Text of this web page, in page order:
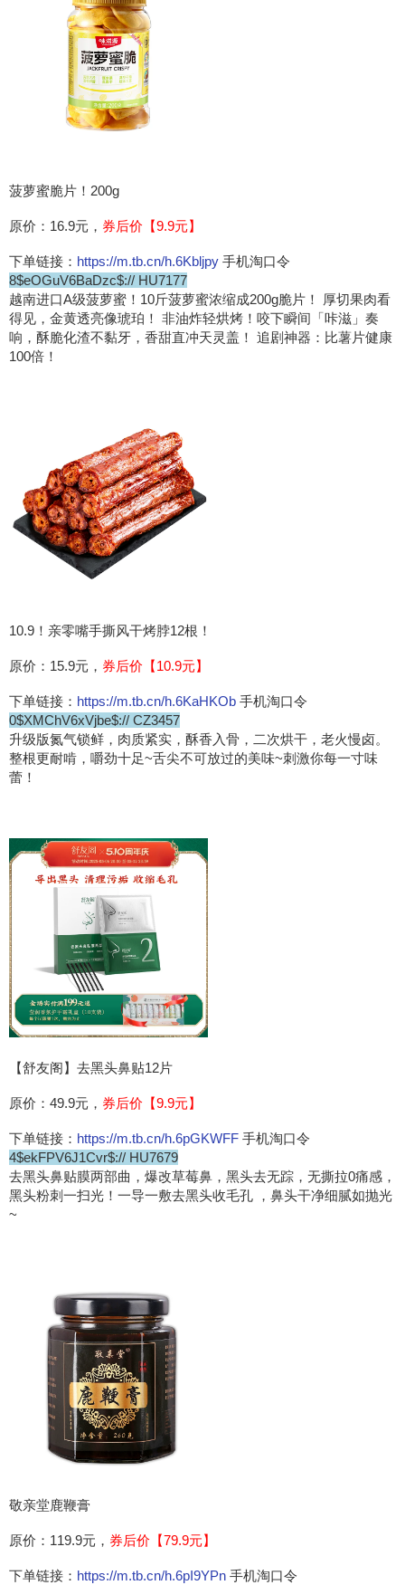
菠萝蜜脆片！200g
原价：16.9元， 券后价【9.9元】
下单链接： https://m.tb.cn/h.6Kbljpy 手机淘口令
8$eOGuV6BaDzc$:// HU7177
越南进口A级菠萝蜜！10斤菠萝蜜浓缩成200g脆片！ 厚切果肉看
得见，金黄透亮像琥珀！ 非油炸轻烘烤！咬下瞬间「咔滋」奏
响，酥脆化渣不黏牙，香甜直冲天灵盖！ 追剧神器：比薯片健康
100倍！
10.9！亲零嘴手撕风干烤脖12根！
原价：15.9元， 券后价【10.9元】
下单链接： https://m.tb.cn/h.6KaHKOb 手机淘口令
0$XMChV6xVjbe$:// CZ3457
升级版氮气锁鲜，肉质紧实，酥香入骨，二次烘干，老火慢卤。
整根更耐啃，嚼劲十足~舌尖不可放过的美味~刺激你每一寸味
蕾！
【舒友阁】去黑头鼻贴12片
原价：49.9元， 券后价【9.9元】
下单链接： https://m.tb.cn/h.6pGKWFF 手机淘口令
4$ekFPV6J1Cvr$:// HU7679
去黑头鼻贴膜两部曲，爆改草莓鼻，黑头去无踪，无撕拉0痛感，
黑头粉刺一扫光！一导一敷去黑头收毛孔 ，鼻头干净细腻如抛光
~
敬亲堂鹿鞭膏
原价：119.9元， 券后价【79.9元】
下单链接： https://m.tb.cn/h.6pI9YPn 手机淘口令